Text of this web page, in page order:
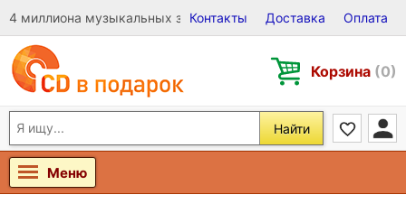
4 миллиона музыкальных записей на Виниле, CD и DVD
Контакты Доставка Оплата
Корзина (0)
Найти
Меню